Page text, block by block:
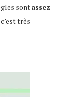
sont assez
très